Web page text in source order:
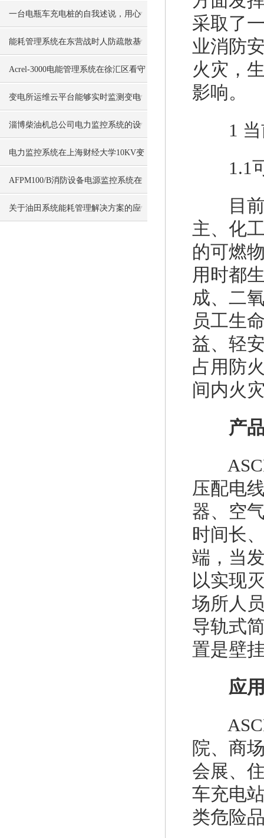
一台电瓶车充电桩的自我述说，用心
守卫一方充电消防安全
能耗管理系统在东营战时人防疏散基
地项目的设计与应用
Acrel-3000电能管理系统在徐汇区看守
所项目中的应用
变电所运维云平台能够实时监测变电
站的运行情况
淄博柴油机总公司电力监控系统的设
计与应用
电力监控系统在上海财经大学10KV变
电站的应用
AFPM100/B消防设备电源监控系统在
华峰纺织的应用
关于油田系统能耗管理解决方案的应
采取了
业消防
火灾，
影响。
1 当前
1.1可
目前
主、化
的可燃
用时都
成、二
员工生
益、轻
占用防
间内火
产
ASCP
压配电
器、空
时间长
端，当
以实现
场所人
导轨式
置是壁
应
ASCP
院、商
会展、
车充电
类危险